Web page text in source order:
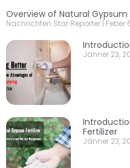
Overview of Natural Gypsum
Nachrichten Star Reporter Feber
Jänner 23,
Fertilizer
Jänner 23,